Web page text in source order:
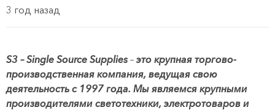
3 год назад
S3 – Single Source Supplies –это крупная торгово-
производственная компания, ведущая свою
деятельность с 1997 года. Мы являемся крупными
производителями светотехники, электротоваров и